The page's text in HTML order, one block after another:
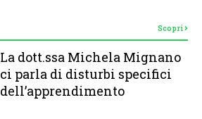
Scopri
La dott.ssa Michela Mignano
ci parla di disturbi specifici
dell’apprendimento